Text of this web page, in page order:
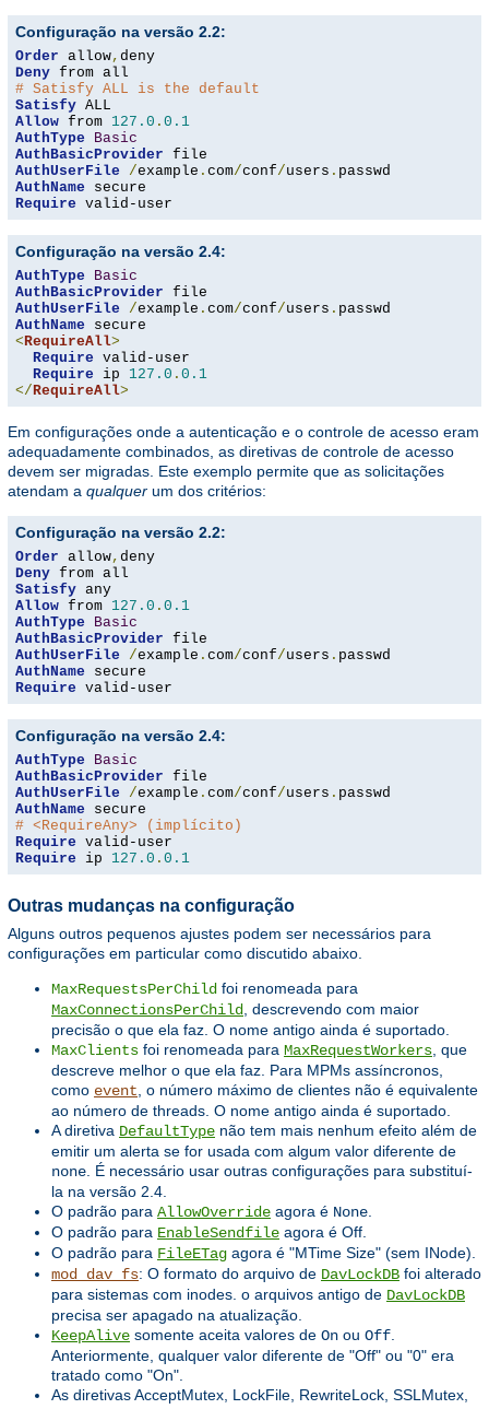
Configuração na versão 2.2:
Order allow,
Deny
# Satisfy ALL is the default
Satisfy
Allow from 127.0 . 0.1
AuthType
Basic
AuthBasicProvider
AuthUserFile
/example . com/conf/users .
AuthName
Require valid-user
Configuração na versão 2.4:
AuthType
Basic
AuthBasicProvider
AuthUserFile
/example . com/conf/users .
AuthName
<RequireAll>
Require valid-user
Require ip 127.0 . 0.1
</RequireAll>
Em configurações onde a autenticação e o controle de acesso eram
adequadamente combinados, as diretivas de controle de acesso
devem ser migradas. Este exemplo permite que as solicitações
atendam a qualquer um dos critérios:
Configuração na versão 2.2:
Order allow,
Deny
Satisfy
Allow from 127.0 . 0.1
AuthType
Basic
AuthBasicProvider
AuthUserFile
/example . com/conf/users .
AuthName
Require valid-user
Configuração na versão 2.4:
AuthType
Basic
AuthBasicProvider
AuthUserFile
/example . com/conf/users .
AuthName
# <RequireAny> (implícito)
Require
Require ip 127.0 . 0.1
Outras mudanças na configuração
Alguns outros pequenos ajustes podem ser necessários para
configurações em particular como discutido abaixo.
MaxRequestsPerChild foi renomeada para
MaxConnectionsPerChild
, descrevendo com maior
precisão o que ela faz. O nome antigo ainda é suportado.
MaxClients foi renomeada para MaxRequestWorkers , que
descreve melhor o que ela faz. Para MPMs assíncronos,
como event , o número máximo de clientes não é equivalente
ao número de threads. O nome antigo ainda é suportado.
A diretiva DefaultType não tem mais nenhum efeito além de
emitir um alerta se for usada com algum valor diferente de
none . É necessário usar outras configurações para substituí-
la na versão 2.4.
O padrão para AllowOverride agora é None
O padrão para EnableSendfile agora é Off.
O padrão para FileETag agora é "MTime Size" (sem INode).
mod_dav_fs: O formato do arquivo de DavLockDB foi alterado
para sistemas com inodes. o arquivos antigo de DavLockDB
precisa ser apagado na atualização.
KeepAlive somente aceita valores de On ou Off
Anteriormente, qualquer valor diferente de "Off" ou "0" era
tratado como "On".
As diretivas AcceptMutex, LockFile, RewriteLock, SSLMutex,